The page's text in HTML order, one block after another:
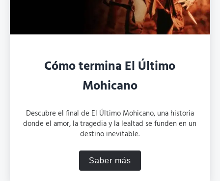
Cómo termina El Último
Mohicano
Descubre el final de El Último Mohicano, una historia
donde el amor, la tragedia y la lealtad se funden en un
destino inevitable.
Saber másCómo termina El Último